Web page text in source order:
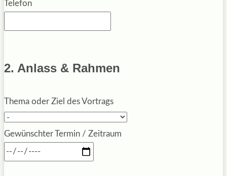
Telefon
2. Anlass & Rahmen
Thema oder Ziel des Vortrags
Gewünschter Termin / Zeitraum